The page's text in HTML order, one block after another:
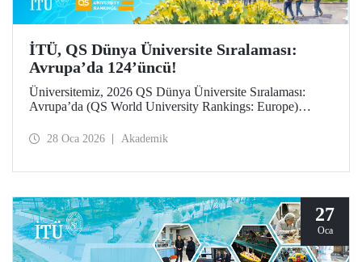
İTÜ, QS Dünya Üniversite Sıralaması:
Avrupa’da 124’üncü!
Üniversitemiz, 2026 QS Dünya Üniversite Sıralaması:
Avrupa’da (QS World University Rankings: Europe)
25’inci sırada konumlanan İTÜ, “yurt dışına giden değişim
28 Oca 2026 Akademik
27
Oca